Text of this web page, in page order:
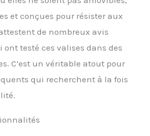
toute la longueur, de
sangles croisées et de
garder votre valise plus
organisée. 【Conception
Serrure TSA】La valises
de voyage SHOWKOO est
vous soucier des
et conçues pour résister aux
de nombreux avis
testé ces valises dans des
C’est un véritable atout pour
qui recherchent à la fois